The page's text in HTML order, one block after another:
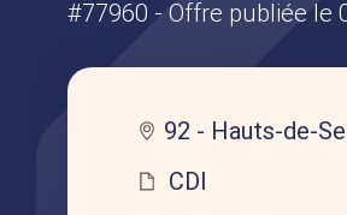
#77960 - Offre publiée le
92 - Hauts-de-
CDI